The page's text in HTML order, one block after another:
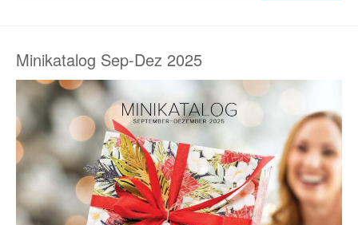
Minikatalog Sep-Dez 2025